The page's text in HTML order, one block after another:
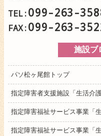
TEL:099-263-
FAX:099-263-
施設ブ
パソ松ヶ尾館トップ
指定障害者支援施設「生活介
指定障害福祉サービス事業「
指定障害福祉サービス事業「